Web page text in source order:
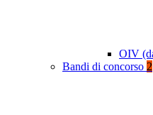
OIV
Bandi di concorso 2